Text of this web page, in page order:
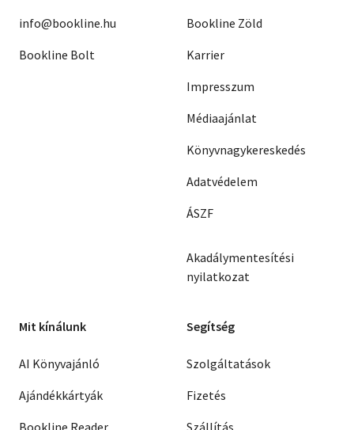
info@bookline.hu
Bookline Bolt
Bookline Zöld
Karrier
Impresszum
Médiaajánlat
Könyvnagykereskedés
Adatvédelem
ÁSZF
Akadálymentesítési
nyilatkozat
Mit kínálunk
AI Könyvajánló
Ajándékkártyák
Bookline Reader
Segítség
Szolgáltatások
Fizetés
Szállítás